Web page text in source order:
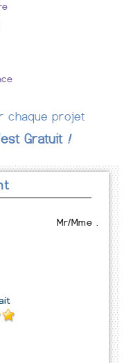
chaque projet
Gratuit !
Mr/Mme .